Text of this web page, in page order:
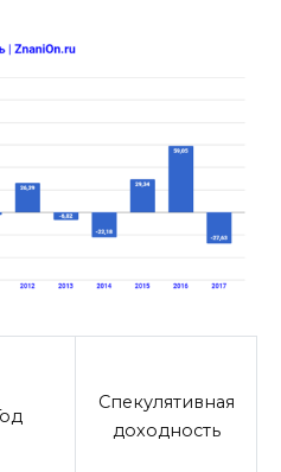
Спекулятивная
доходность